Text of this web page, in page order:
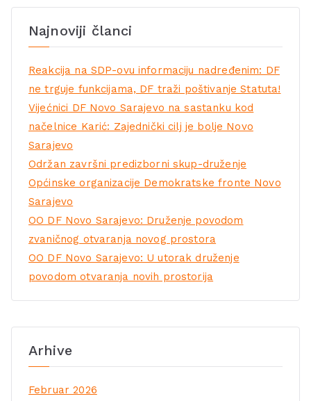
Najnoviji članci
Reakcija na SDP-ovu informaciju nadređenim: DF
ne trguje funkcijama, DF traži poštivanje Statuta!
Vijećnici DF Novo Sarajevo na sastanku kod
načelnice Karić: Zajednički cilj je bolje Novo
Sarajevo
Održan završni predizborni skup-druženje
Općinske organizacije Demokratske fronte Novo
Sarajevo
OO DF Novo Sarajevo: Druženje povodom
zvaničnog otvaranja novog prostora
OO DF Novo Sarajevo: U utorak druženje
povodom otvaranja novih prostorija
Arhive
Februar 2026